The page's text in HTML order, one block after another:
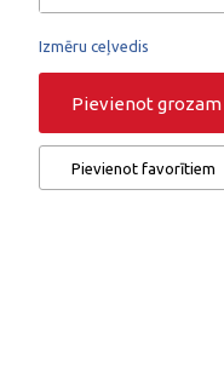
Izmēru ceļvedis
Pievienot grozam
Pievienot favorītiem